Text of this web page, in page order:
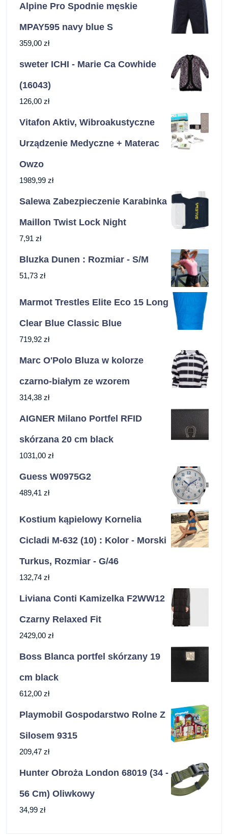
Alpine Pro Spodnie męskie
MPAY595 navy blue S
359,00 zł
sweter ICHI - Marie Ca Cowhide
(16043)
126,00 zł
Vitafon Aktiv, Wibroakustyczne
Urządzenie Medyczne + Materac
Owzo
1989,99 zł
Salewa Zabezpieczenie Karabinka
Maillon Twist Lock Night
7,91 zł
Bluzka Dunen : Rozmiar - S/M
51,73 zł
Marmot Trestles Elite Eco 15 Long
Clear Blue Classic Blue
719,92 zł
Marc O'Polo Bluza w kolorze
czarno-białym ze wzorem
314,38 zł
AIGNER Milano Portfel RFID
skórzana 20 cm black
1031,00 zł
Guess W0975G2
489,41 zł
Kostium kąpielowy Kornelia
Cicladi M-632 (10) : Kolor - Morski
Turkus, Rozmiar - G/46
132,74 zł
Liviana Conti Kamizelka F2WW12
Czarny Relaxed Fit
2429,00 zł
Boss Blanca portfel skórzany 19
cm black
612,00 zł
Playmobil Gospodarstwo Rolne Z
Silosem 9315
209,47 zł
Hunter Obroża London 68019 (34 -
56 Cm) Oliwkowy
34,99 zł